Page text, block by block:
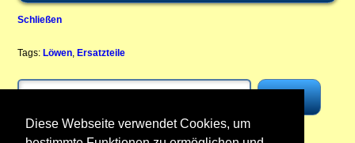
Diese Webseite verwendet Cookies, um
Schließen
Tags: Löwen ,Ersatzteile